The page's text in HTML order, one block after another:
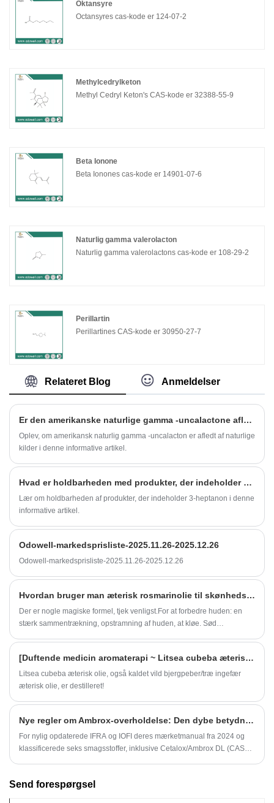
Oktansyre
Octansyres cas-kode er 124-07-2
Methylcedrylketon
Methyl Cedryl Keton's CAS-kode er 32388-55-9
Beta Ionone
Beta Ionones cas-kode er 14901-07-6
Naturlig gamma valerolacton
Naturlig gamma valerolactons cas-kode er 108-29-2
Perillartin
Perillartines CAS-kode er 30950-27-7
Relateret Blog Anmeldelser
Er den amerikanske naturlige gamma -uncalactone afledt af naturlige kilder?
Oplev, om amerikansk naturlig gamma -uncalacton er afledt af naturlige
kilder i denne informative artikel.
Hvad er holdbarheden med produkter, der indeholder 3-heptanon?
Lær om holdbarheden af ​​produkter, der indeholder 3-heptanon i denne
informative artikel.
Odowell-markedsprisliste-2025.11.26-2025.12.26
Odowell-markedsprisliste-2025.11.26-2025.12.26
Hvordan bruger man æterisk rosmarinolie til skønhedspleje?
Der er nogle magiske formel, tjek venligst.For at forbedre huden: en
stærk sammentrækning, opstramning af huden, at kløe. Sød
[Duftende medicin aromaterapi ~ Litsea cubeba æterisk olie]
Litsea cubeba æterisk olie, også kaldet vild bjergpeber/træ ingefær
æterisk olie, er destilleret!
Nye regler om Ambrox-overholdelse: Den dybe betydning af biobaseret Ambroxan
For nylig opdaterede IFRA og IOFI deres mærketmanual fra 2024 og
klassificerede seks smagsstoffer, inklusive Cetalox/Ambrox DL (CAS
deres status i henhold til FEMA GRAS eller EU -regler, signaliserer
Send forespørgsel